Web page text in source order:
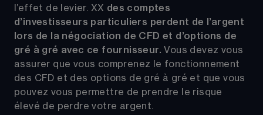
l’effet de levier. XX des comptes
d’investisseurs particuliers perdent de l’argent
lors de la négociation de CFD et d’options de
gré à gré avec ce fournisseur. Vous devez vous
assurer que vous comprenez le fonctionnement
des CFD et des options de gré à gré et que vous
pouvez vous permettre de prendre le risque
élevé de perdre votre argent.